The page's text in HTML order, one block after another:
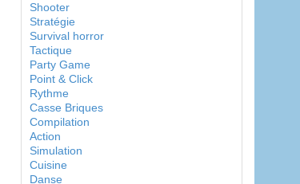
Shooter
Stratégie
Survival horror
Tactique
Party Game
Point & Click
Rythme
Casse Briques
Compilation
Action
Simulation
Cuisine
Danse